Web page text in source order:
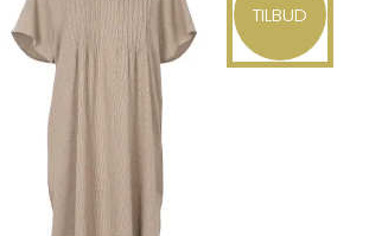
TILBUD